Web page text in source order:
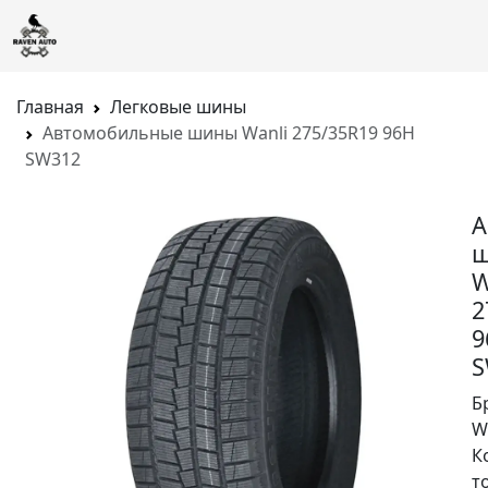
Главная
Легковые шины
Автомобильные шины Wanli 275/35R19 96H
SW312